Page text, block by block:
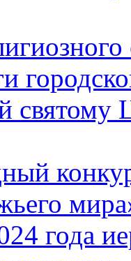
святому
года